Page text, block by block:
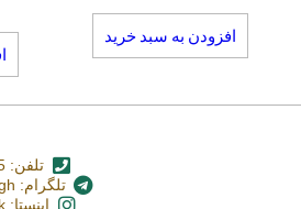
افزودن به سبد خرید
تلفن: 02537842575
تلگرام: nashr_alsadegh@
اینستا: alsadegh.book